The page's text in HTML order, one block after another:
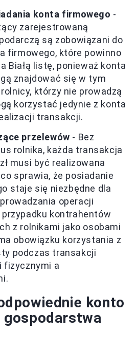
konta firmowego -
zarejestrowaną
są zobowiązani do
firmowego, które powinno
Białą listę, ponieważ konta
znajdować się w tym
którzy nie prowadzą
korzystać jedynie z konta
transakcji.
przelewów - Bez
rolnika, każda transakcja
musi być realizowana
sprawia, że posiadanie
staje się niezbędne dla
operacji
kontrahentów
z rolnikami jako osobami
obowiązku korzystania z
podczas transakcji
fizycznymi a
konto
gospodarstwa